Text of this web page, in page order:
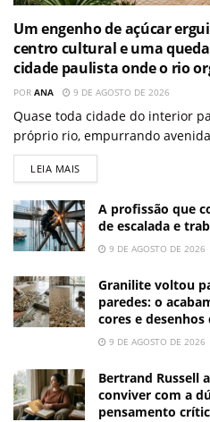
Um engenho de açúcar
centro cultural e uma
cidade paulista onde o rio
POR ANA 9 DE AGOSTO DE 2026
Quase toda cidade do interior
próprio rio, empurrando
LEIA MAIS
A profissão que
de escalada e
9 DE AGOSTO DE 2026
Granilite voltou
paredes: o
cores e
9 DE AGOSTO DE 2026
Bertrand Russell
conviver com a
pensamento